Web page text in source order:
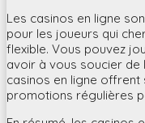
Les casinos en ligne
pour les joueurs qui
flexible. Vous pouvez
avoir à vous soucier de
casinos en ligne offrent
promotions régulières